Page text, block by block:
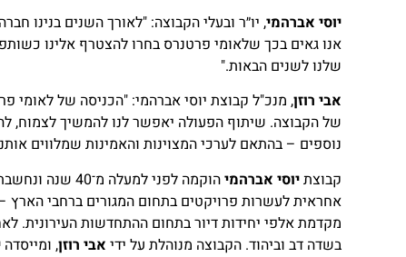
יוסי אברהמי, יו״ר ובעלי הקבוצה: "לאורך השנים בנינו
אנו גאים בכך שלאומי פרטנרס בחרו להצטרף אלינו
שלנו לשנים הבאות."
אבי רוזן, מנכ"ל קבוצת יוסי אברהמי: "הכניסה של לאומי
של הקבוצה. שיתוף הפעולה יאפשר לנו להמשיך לצמוח,
נוספים – בהתאם לערכי המצוינות והאמינות שמלווים
קבוצתיוסי אברהמי
הוקמה לפני
אחראית לעשרות פרויקטים בתחום המגורים ברחבי הארץ
מקדמת אלפי יחידות דיור בתחום ההתחדשות העירונית.
בשדה דב וביהוד. הקבוצה מנוהלת על ידי אבי רוזן, ומייסדה